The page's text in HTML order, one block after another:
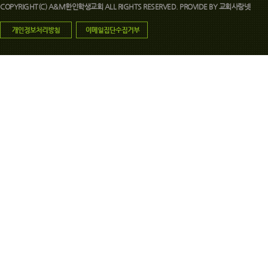
COPYRIGHT(C) A&M한인학생교회 ALL RIGHTS RESERVED. PROVIDE BY교회사랑넷